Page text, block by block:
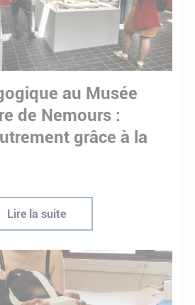
au Musée
de Nemours :
grâce à la
Lire la suite